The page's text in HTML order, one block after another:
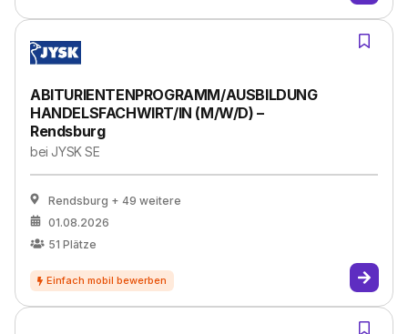
ABITURIENTENPROGRAMM/AUSBILDUNG
HANDELSFACHWIRT/IN (M/W/D) –
Rendsburg
bei JYSK SE
Rendsburg + 49 weitere
01.08.2026
51 Plätze